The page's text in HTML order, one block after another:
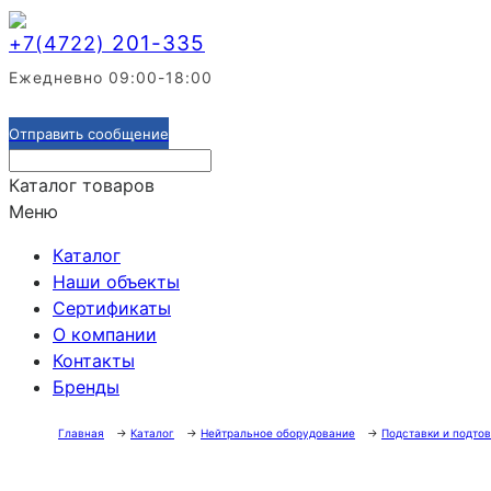
+7(4722) 201-335
Ежедневно 09:00-18:00
Отправить сообщение
Каталог товаров
Меню
Каталог
Наши объекты
Сертификаты
О компании
Контакты
Бренды
Главная → Каталог → Нейтральное оборудование → Подставки и